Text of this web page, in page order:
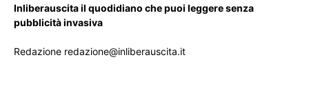
Inliberauscita il quodidiano che puoi leggere senza
pubblicità invasiva
Redazione redazione@inliberauscita.it